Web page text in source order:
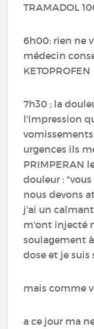
TRAMADOL
6h00: rien ne
médecin
KETOPROFEN
7h30 ; la
l'impression
urgences ils
PRIMPERAN
douleur :
nous devons
j'ai un calmant
m'ont injecté
soulagement
dose et je suis
mais comme
a ce jour ma